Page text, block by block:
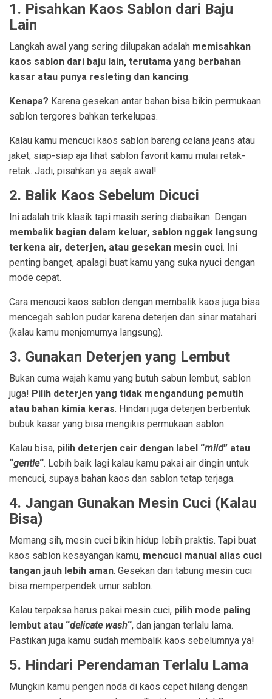
1. Pisahkan Kaos Sablon dari Baju
Lain
Langkah awal yang sering dilupakan adalah memisahkan
kaos sablon dari baju lain, terutama yang berbahan
kasar atau punya resleting dan kancing.
Kenapa? Karena gesekan antar bahan bisa bikin permukaan
sablon tergores bahkan terkelupas.
Kalau kamu mencuci kaos sablon bareng celana jeans atau
jaket, siap-siap aja lihat sablon favorit kamu mulai retak-
retak. Jadi, pisahkan ya sejak awal!
2. Balik Kaos Sebelum Dicuci
Ini adalah trik klasik tapi masih sering diabaikan. Dengan
membalik bagian dalam keluar, sablon nggak langsung
terkena air, deterjen, atau gesekan mesin cuci. Ini
penting banget, apalagi buat kamu yang suka nyuci dengan
mode cepat.
Cara mencuci kaos sablon dengan membalik kaos juga bisa
mencegah sablon pudar karena deterjen dan sinar matahari
(kalau kamu menjemurnya langsung).
3. Gunakan Deterjen yang Lembut
Bukan cuma wajah kamu yang butuh sabun lembut, sablon
juga! Pilih deterjen yang tidak mengandung pemutih
atau bahan kimia keras. Hindari juga deterjen berbentuk
bubuk kasar yang bisa mengikis permukaan sablon.
Kalau bisa, pilih deterjen cair dengan label “mild” atau
“gentle“. Lebih baik lagi kalau kamu pakai air dingin untuk
mencuci, supaya bahan kaos dan sablon tetap terjaga.
4. Jangan Gunakan Mesin Cuci (Kalau
Bisa)
Memang sih, mesin cuci bikin hidup lebih praktis. Tapi buat
kaos sablon kesayangan kamu, mencuci manual alias cuci
tangan jauh lebih aman. Gesekan dari tabung mesin cuci
bisa memperpendek umur sablon.
Kalau terpaksa harus pakai mesin cuci, pilih mode paling
lembut atau “delicate wash“, dan jangan terlalu lama.
Pastikan juga kamu sudah membalik kaos sebelumnya ya!
5. Hindari Perendaman Terlalu Lama
Mungkin kamu pengen noda di kaos cepet hilang dengan